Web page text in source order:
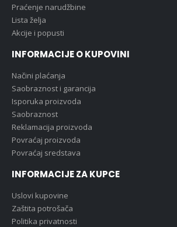
Praćenje narudžbine
Lista želja
Akcije i popusti
INFORMACIJE O KUPOVINI
Načini plaćanja
Saobraznost i garancija
Isporuka proizvoda
Saobraznost
Reklamacija proizvoda
Povraćaj proizvoda
Povraćaj sredstava
INFORMACIJE ZA KUPCE
Uslovi kupovine
Zaštita potrošača
Politika privatnosti